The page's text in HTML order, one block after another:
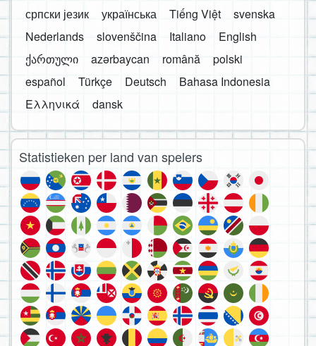
српски језик
українська Tiếng Việt
svenska
Nederlands
slovenščina Italiano
English
ქართული
azərbaycan română
polski
español
Türkçe Deutsch
Bahasa Indonesia
Ελληνικά
dansk
Statistieken per land van spelers